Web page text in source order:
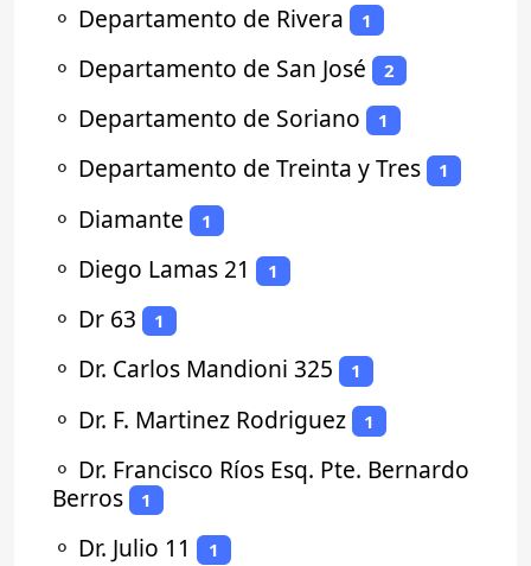
⚬ Departamento de Rivera 1
⚬ Departamento de San José 2
⚬ Departamento de Soriano 1
⚬ Departamento de Treinta y Tres 1
⚬ Diamante 1
⚬ Diego Lamas 21 1
⚬ Dr 63 1
⚬ Dr. Carlos Mandioni 325 1
⚬ Dr. F. Martinez Rodriguez 1
⚬ Dr. Francisco Ríos Esq. Pte. Bernardo
Berros
1
⚬ Dr. Julio 11 1